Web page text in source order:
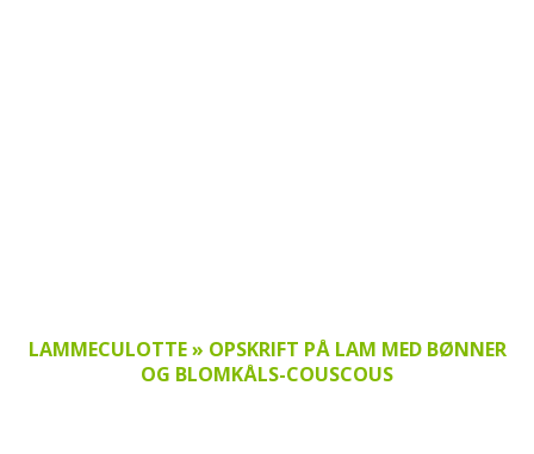
LAMMECULOTTE » OPSKRIFT PÅ LAM MED BØNNER
OG BLOMKÅLS-COUSCOUS